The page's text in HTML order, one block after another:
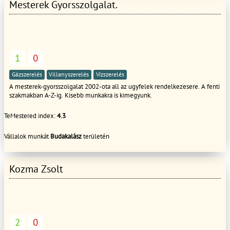
Mesterek Gyorsszolgalat.
1 0
Gázszerelés Villanyszerelés Vízszerelés
A mesterek-gyorsszolgalat 2002-ota all az ugyfelek rendelkezesere. A fenti
szakmakban A-Z-ig. Kisebb munkakra is kimegyunk.
TeMestered index:4.3
Vállalok munkátBudakalászterületén
Kozma Zsolt
2 0